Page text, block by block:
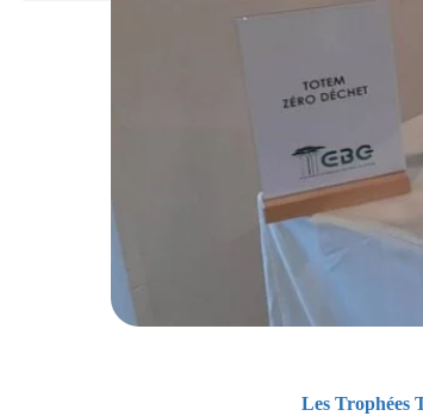
Les Trophées